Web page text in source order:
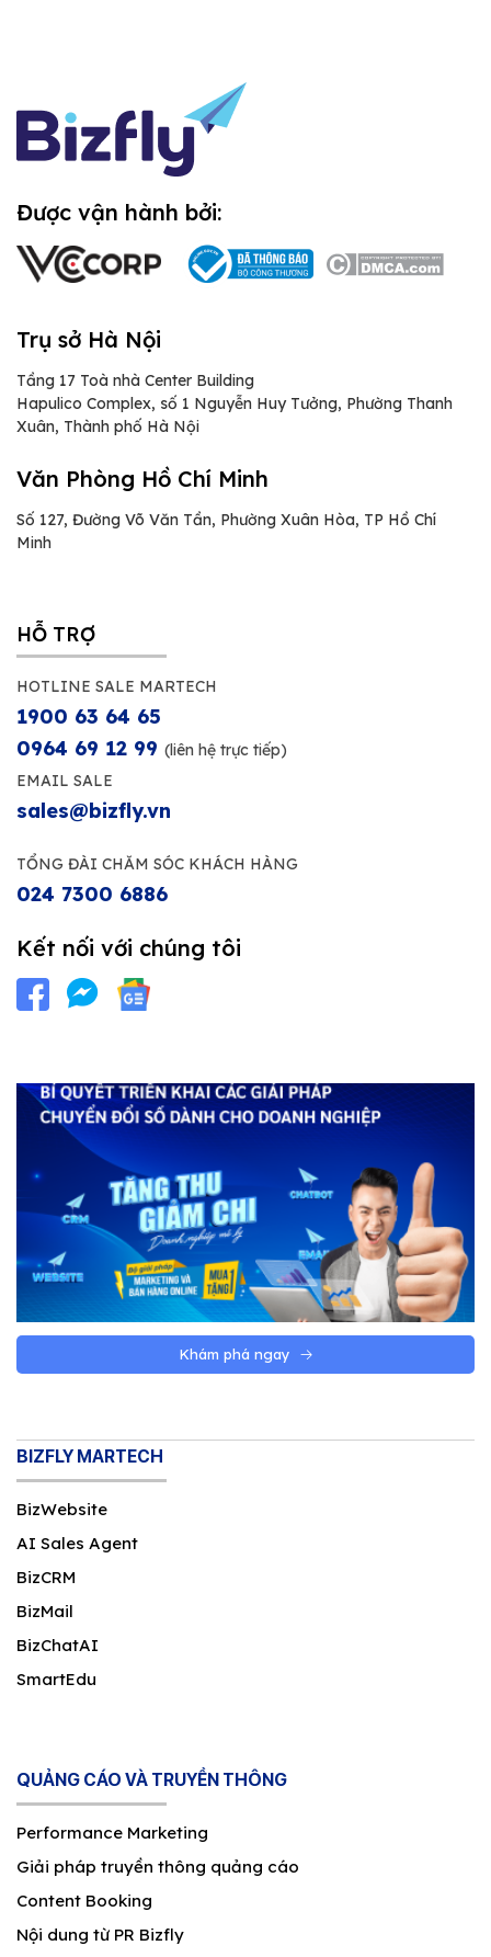
Được vận hành bởi:
Trụ sở Hà Nội
Tầng 17 Toà nhà Center Building
Hapulico Complex, số 1 Nguyễn Huy Tưởng, Phường Thanh
Xuân, Thành phố Hà Nội
Văn Phòng Hồ Chí Minh
Số 127, Đường Võ Văn Tần, Phường Xuân Hòa, TP Hồ Chí
Minh
HỖ TRỢ
HOTLINE SALE MARTECH
1900 63 64 65
0964 69 12 99 (liên hệ trực tiếp)
EMAIL SALE
sales@bizfly.vn
TỔNG ĐÀI CHĂM SÓC KHÁCH HÀNG
024 7300 6886
Kết nối với chúng tôi
Khám phá ngay
BIZFLY MARTECH
BizWebsite
AI Sales Agent
BizCRM
BizMail
BizChatAI
SmartEdu
QUẢNG CÁO VÀ TRUYỀN THÔNG
Performance Marketing
Giải pháp truyền thông quảng cáo
Content Booking
Nội dung từ PR Bizfly